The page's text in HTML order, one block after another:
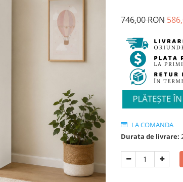
746,00 RON
LA COMANDA
Durata de livrare: